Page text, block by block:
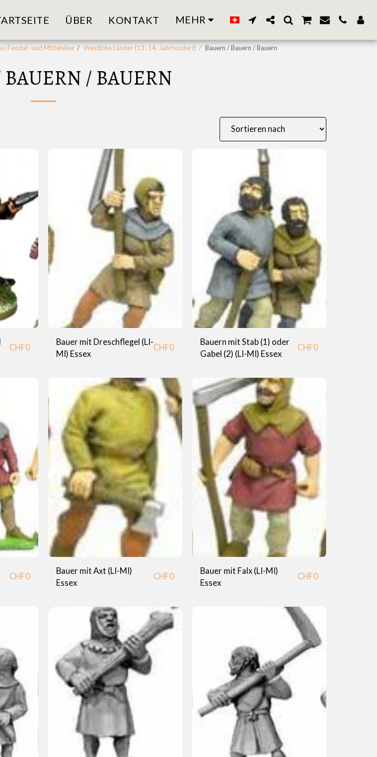
ÜBER KONTAKT MEHR
Feodal- und Mittelalter Westliche Länder (13.-14. Jahrhundert) Bauern / Bauern / Bauern
/ BAUERN
CHF0
Bauer mit Dreschflegel (LI-
MI) Essex
CHF0
Bauern mit Stab (1) oder
Gabel (2) (LI-MI) Essex
CHF0
CHF0
Bauer mit Axt (LI-MI)
Essex
CHF0
Bauer mit Falx (LI-MI)
Essex
CHF0